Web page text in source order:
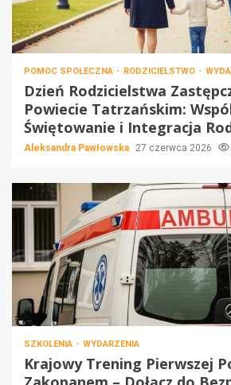
POMOC SPOŁECZNA RODZICIELSTWO
Dzień Rodzicielstwa
Powiecie Tatrzańskim:
Świętowanie i Integracja
Aleksandra Pawłowska 27 czerwca 2026
SZKOLENIA WYDARZENIA
Krajowy Trening Pierwszej